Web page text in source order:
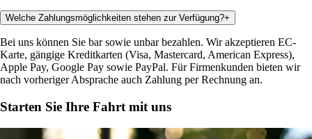
Welche Zahlungsmöglichkeiten stehen zur Verfügung?+
Bei uns können Sie bar sowie unbar bezahlen. Wir akzeptieren EC-
Karte, gängige Kreditkarten (Visa, Mastercard, American Express),
Apple Pay, Google Pay sowie PayPal. Für Firmenkunden bieten wir
nach vorheriger Absprache auch Zahlung per Rechnung an.
Starten Sie Ihre Fahrt mit uns